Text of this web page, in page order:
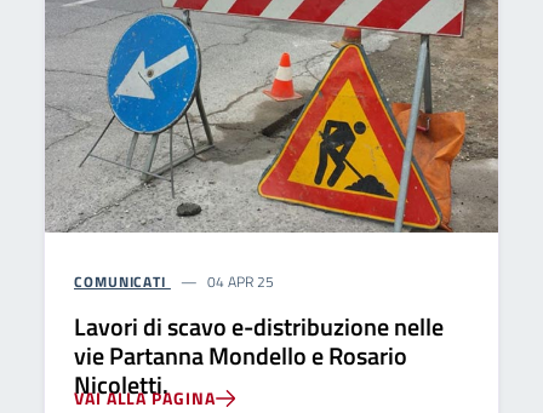
COMUNICATI 04 APR 25
Lavori di scavo e-distribuzione nelle
vie Partanna Mondello e Rosario
Nicoletti.
VAI ALLA PAGINA